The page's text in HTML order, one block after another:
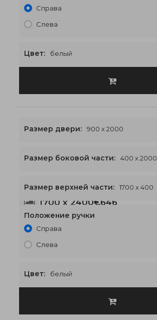
Справа
Слева
Цвет: белый
1700 x 2400€646
Размер двери: 900 x 2000
Размер боковой части: 400 x 2000
Размер верхней части: 1700 x 400
Положение ручки
Справа
Слева
Цвет: белый